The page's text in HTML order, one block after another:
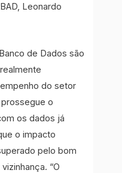
Leonardo
de Dados são
do setor
o
os dados já
o impacto
pelo bom
“O